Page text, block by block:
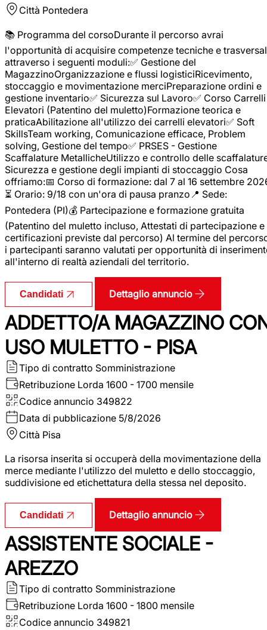
Città Pontedera
📚 Programma del corsoDurante il percorso avrai
l'opportunità di acquisire competenze tecniche e
attraverso i seguenti moduli:✅ Gestione del
MagazzinoOrganizzazione e flussi logisticiRicevimento,
stoccaggio e movimentazione merciPreparazione ordini e
gestione inventario✅ Sicurezza sul Lavoro✅ Corso Carrelli
Elevatori (Patentino del muletto)Formazione teorica e
praticaAbilitazione all'utilizzo dei carrelli elevatori✅ Soft
SkillsTeam working, Comunicazione efficace, Problem
solving, Gestione del tempo✅ PRSES - Gestione
Scaffalature MetallicheUtilizzo e controllo delle
Sicurezza e gestione degli impianti di stoccaggio Cosa
offriamo:📅 Corso di formazione: dal 7 al 16 settembre
⏳ Orario: 9/18 con un'ora di pausa pranzo📍 Sede:
Pontedera (PI)💰 Partecipazione e formazione gratuita
(Patentino del muletto incluso, Attestati di partecipazione e
certificazioni previste dal percorso) Al termine del
i partecipanti saranno valutati per opportunità di
all'interno di realtà aziendali del territorio.
Candidati Dettaglio annuncio
ADDETTO/A MAGAZZINO
USO MULETTO - PISA
Tipo di contratto Somministrazione
Retribuzione Lorda 1600 - 1700 mensile
Codice annuncio 349822
Data di pubblicazione 5/8/2026
Città Pisa
La risorsa inserita si occuperà della movimentazione della
merce mediante l'utilizzo del muletto e dello stoccaggio,
suddivisione ed etichettatura della stessa nel deposito.
Candidati Dettaglio annuncio
ASSISTENTE SOCIALE -
AREZZO
Tipo di contratto Somministrazione
Retribuzione Lorda 1600 - 1800 mensile
Codice annuncio 349821